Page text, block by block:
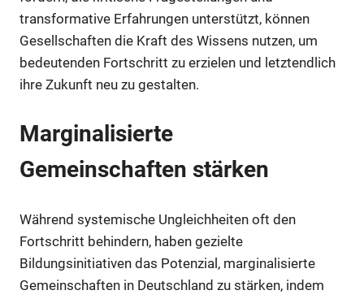
transformative Erfahrungen unterstützt, können
Gesellschaften die Kraft des Wissens nutzen, um
bedeutenden Fortschritt zu erzielen und letztendlich
ihre Zukunft neu zu gestalten.
Marginalisierte
Gemeinschaften stärken
Während systemische Ungleichheiten oft den
Fortschritt behindern, haben gezielte
Bildungsinitiativen das Potenzial, marginalisierte
Gemeinschaften in Deutschland zu stärken, indem